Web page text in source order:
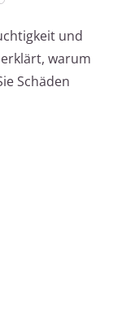
und
warum
Schäden